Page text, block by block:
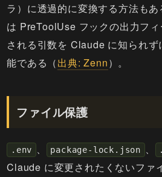
ラ）に透過的に変換する方法もあ
は PreToolUse フックの出力フ
される引数を Claude に知られ
能である（出典: Zenn）。
ファイル保護
.env 、 package-lock.json 、
Claude に変更されたくないファ